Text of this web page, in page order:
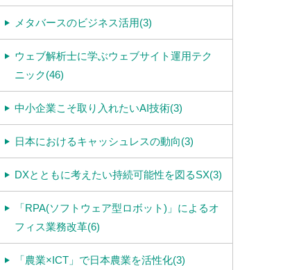
メタバースのビジネス活用(3)
ウェブ解析士に学ぶウェブサイト運用テク
ニック(46)
中小企業こそ取り入れたいAI技術(3)
日本におけるキャッシュレスの動向(3)
DXとともに考えたい持続可能性を図るSX(3)
「RPA(ソフトウェア型ロボット)」によるオ
フィス業務改革(6)
「農業×ICT」で日本農業を活性化(3)